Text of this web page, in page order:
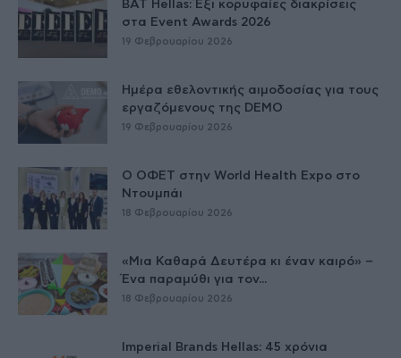
BAT Hellas: Έξι κορυφαίες διακρίσεις
στα Event Awards 2026
19 Φεβρουαρίου 2026
Ημέρα εθελοντικής αιμοδοσίας για τους
εργαζόμενους της DEMO
19 Φεβρουαρίου 2026
Ο ΟΦΕΤ στην World Health Expo στο
Ντουμπάι
18 Φεβρουαρίου 2026
«Μια Καθαρά Δευτέρα κι έναν καιρό» –
Ένα παραμύθι για τον...
18 Φεβρουαρίου 2026
Imperial Brands Hellas: 45 χρόνια